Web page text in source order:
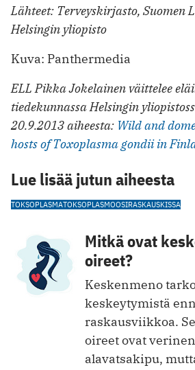
Lähteet: Terveyskirjasto, Suomen
Helsingin yliopisto
Kuva: Panthermedia
ELL Pikka Jokelainen väittelee
tiedekunnassa Helsingin
20.9.2013 aiheesta: Wild and
hosts of Toxoplasma gondii in
Lue lisää jutun aiheesta
TOKSOPLASMATOKSOPLASMOOSIRASKAUSKISSA
Mitkä ovat
oireet?
Keskenmeno
keskeytymistä
raskausviikkoa.
oireet ovat
alavatsakipu,